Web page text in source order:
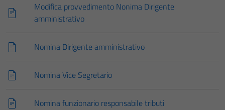
Modifica provvedimento Nonima Dirigente
amministrativo
Nomina Dirigente amministrativo
Nomina Vice Segretario
Nomina funzionario responsabile tributi